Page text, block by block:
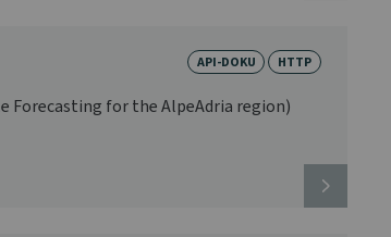
API-DOKU HTTP
Forecasting for the AlpeAdria region)